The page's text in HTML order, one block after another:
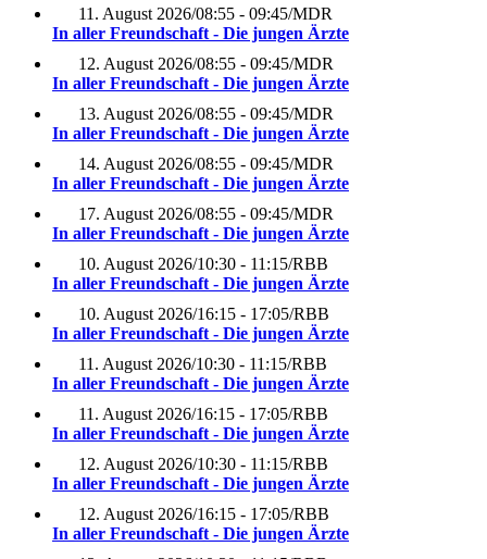
11. August 2026/08:55 - 09:45/MDR
In aller Freundschaft - Die jungen Ärzte
12. August 2026/08:55 - 09:45/MDR
In aller Freundschaft - Die jungen Ärzte
13. August 2026/08:55 - 09:45/MDR
In aller Freundschaft - Die jungen Ärzte
14. August 2026/08:55 - 09:45/MDR
In aller Freundschaft - Die jungen Ärzte
17. August 2026/08:55 - 09:45/MDR
In aller Freundschaft - Die jungen Ärzte
10. August 2026/10:30 - 11:15/RBB
In aller Freundschaft - Die jungen Ärzte
10. August 2026/16:15 - 17:05/RBB
In aller Freundschaft - Die jungen Ärzte
11. August 2026/10:30 - 11:15/RBB
In aller Freundschaft - Die jungen Ärzte
11. August 2026/16:15 - 17:05/RBB
In aller Freundschaft - Die jungen Ärzte
12. August 2026/10:30 - 11:15/RBB
In aller Freundschaft - Die jungen Ärzte
12. August 2026/16:15 - 17:05/RBB
In aller Freundschaft - Die jungen Ärzte